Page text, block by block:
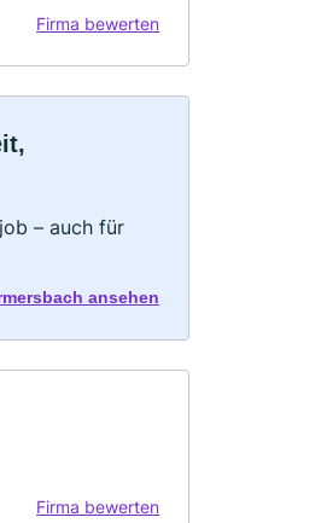
Firma bewerten
– auch für
ansehen
Firma bewerten